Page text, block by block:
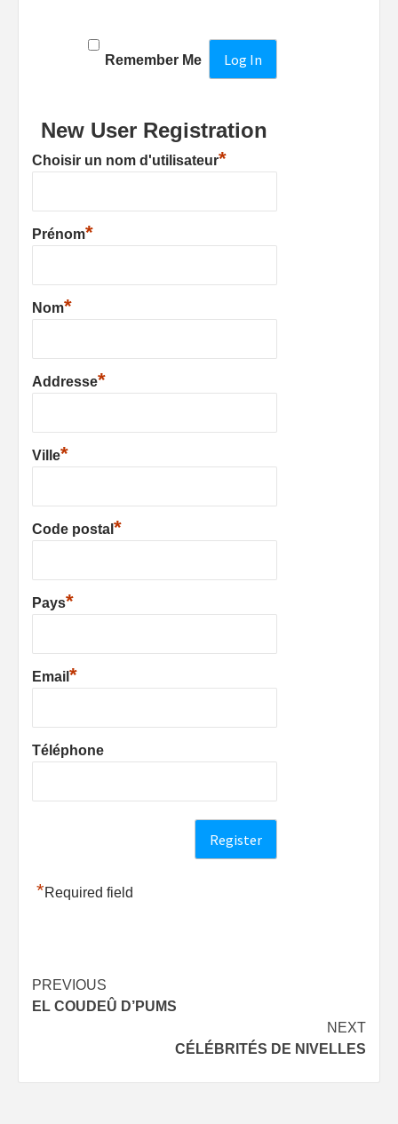
Remember Me
New User Registration
Choisir un nom d'utilisateur*
Prénom*
Nom*
Addresse*
Ville*
Code postal *
Pays*
Email *
Téléphone
*Required field
Post
navigation
PREVIOUS
EL COUDEÛ D’PUMS
NEXT
CÉLÉBRITÉS DE NIVELLES